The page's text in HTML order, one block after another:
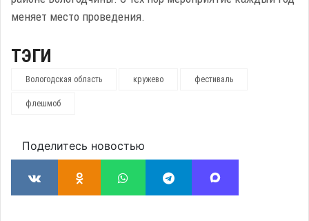
меняет место проведения.
ТЭГИ
Вологодская область кружево фестиваль
флешмоб
Поделитесь новостью